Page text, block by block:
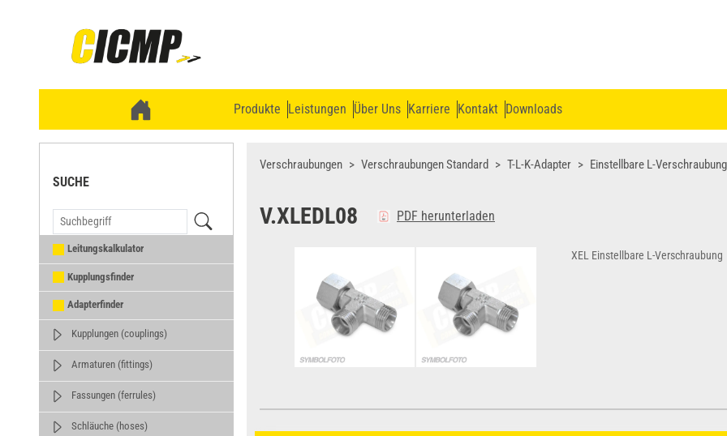
Produkte Leistungen Über Uns Karriere Kontakt Downloads
SUCHE
Leitungskalkulator
Kupplungsfinder
Adapterfinder
Kupplungen (couplings)
Armaturen (fittings)
Fassungen (ferrules)
Schläuche (hoses)
Verschraubungen Verschraubungen Standard T-L-K-Adapter Einstellbare L-
V.XLEDL08 PDF herunterladen
XEL Einstellbare L-Verschraubung